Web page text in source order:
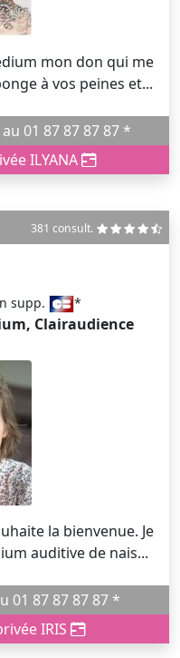
mon don qui me
à vos peines et...
Prendre RDV avec ILYANA au 01 87 87 87 87 *
ILYANA
381 consult.
supp. *
Clairaudience
la bienvenue. Je
auditive de nais...
Prendre RDV avec IRIS au 01 87 87 87 87 *
IRIS